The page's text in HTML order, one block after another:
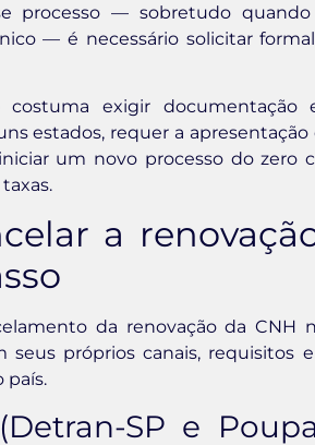
processo — sobretudo
— é necessário solicitar
costuma exigir documentação
estados, requer a
um novo processo do zero
a
da renovação da CNH
seus próprios canais, requisitos
país.
SP e